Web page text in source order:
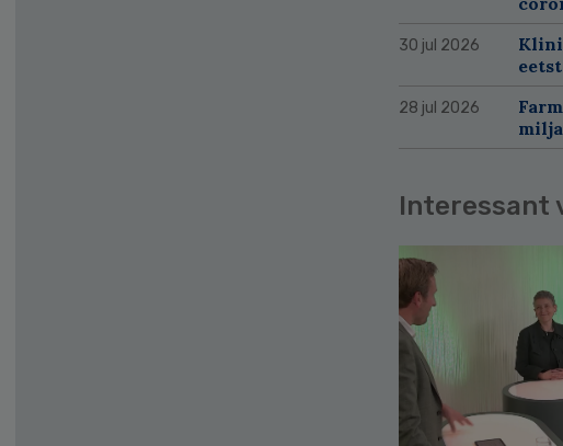
30 jul 2026
28 jul 2026
Interessant